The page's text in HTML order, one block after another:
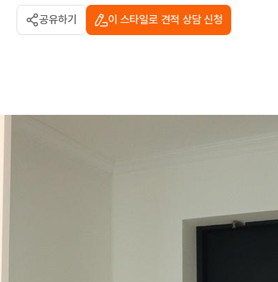
공유하기 이 스타일로 견적 상담 신청